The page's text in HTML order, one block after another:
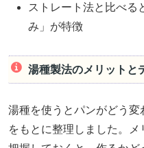
ストレート法と比べる
み」が特徴
湯種製法のメリットと
湯種を使うとパンがどう
をもとに整理しました。